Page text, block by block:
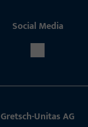
Social Media
Gretsch-Unitas AG